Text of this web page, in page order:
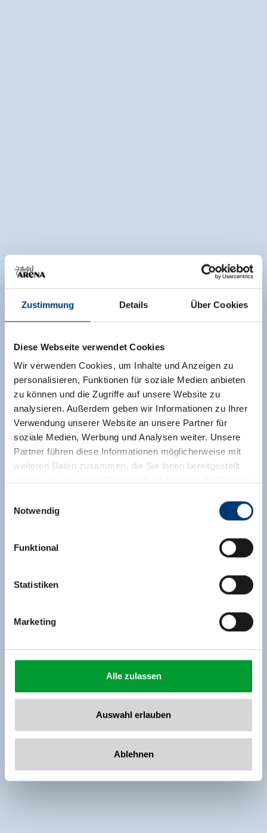
Zustimmung Details Über Cookies
Diese Webseite verwendet Cookies
Wir verwenden Cookies, um Inhalte und Anzeigen zu
personalisieren, Funktionen für soziale Medien anbieten
zu können und die Zugriffe auf unsere Website zu
analysieren. Außerdem geben wir Informationen zu Ihrer
Verwendung unserer Website an unsere Partner für
soziale Medien, Werbung und Analysen weiter. Unsere
Partner führen diese Informationen möglicherweise mit
weiteren Daten zusammen, die Sie ihnen bereitgestellt
Rohr 23// A-6280 Zell am Ziller
www.zillertalarena.com
Notwendig
Funktional
Statistiken
Marketing
Alle zulassen
Auswahl erlauben
Ablehnen